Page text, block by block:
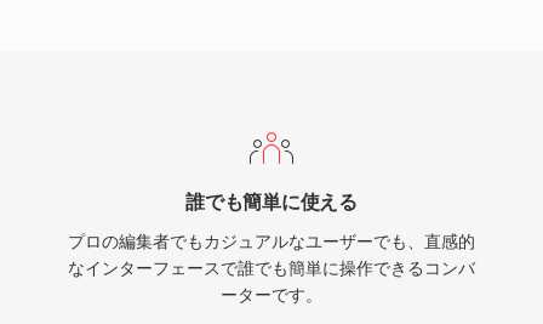
誰でも簡単に使える
プロの編集者でもカジュアルなユーザーでも、直感的
なインターフェースで誰でも簡単に操作できるコンバ
ーターです。